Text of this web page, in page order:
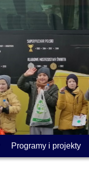
Programy i projekty